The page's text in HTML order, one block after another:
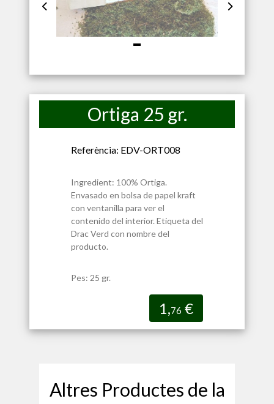
Ortiga 25 gr.
Referència: EDV-ORT008
Ingredient: 100% Ortiga.
Envasado en bolsa de papel kraft
con ventanilla para ver el
contenido del interior. Etiqueta del
Drac Verd con nombre del
producto.
Pes: 25 gr.
1,76 €
Altres Productes de la